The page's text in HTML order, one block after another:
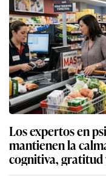
Los expertos en
mantienen la
cognitiva,